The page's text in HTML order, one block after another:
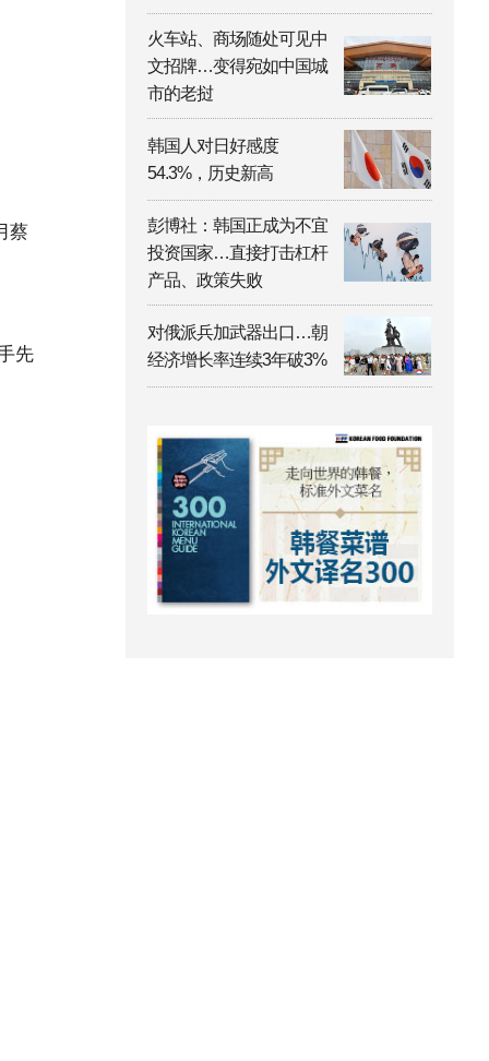
蔡
先
火车站、商场随处可见中
文招牌…变得宛如中国城
市的老挝
韩国人对日好感度
54.3%，历史新高
彭博社：韩国正成为不宜
投资国家…直接打击杠杆
产品、政策失败
对俄派兵加武器出口…朝
经济增长率连续3年破3%